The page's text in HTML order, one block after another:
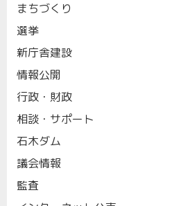
まちづくり
選挙
新庁舎建設
情報公開
行政・財政
相談・サポート
石木ダム
議会情報
監査